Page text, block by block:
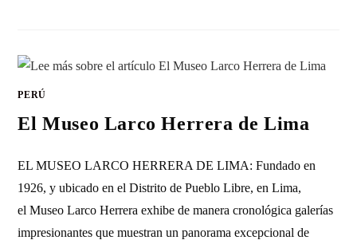
PERÚ
El Museo Larco Herrera de Lima
EL MUSEO LARCO HERRERA DE LIMA: Fundado en
1926, y ubicado en el Distrito de Pueblo Libre, en Lima,
el Museo Larco Herrera exhibe de manera cronológica galerías
impresionantes que muestran un panorama excepcional de